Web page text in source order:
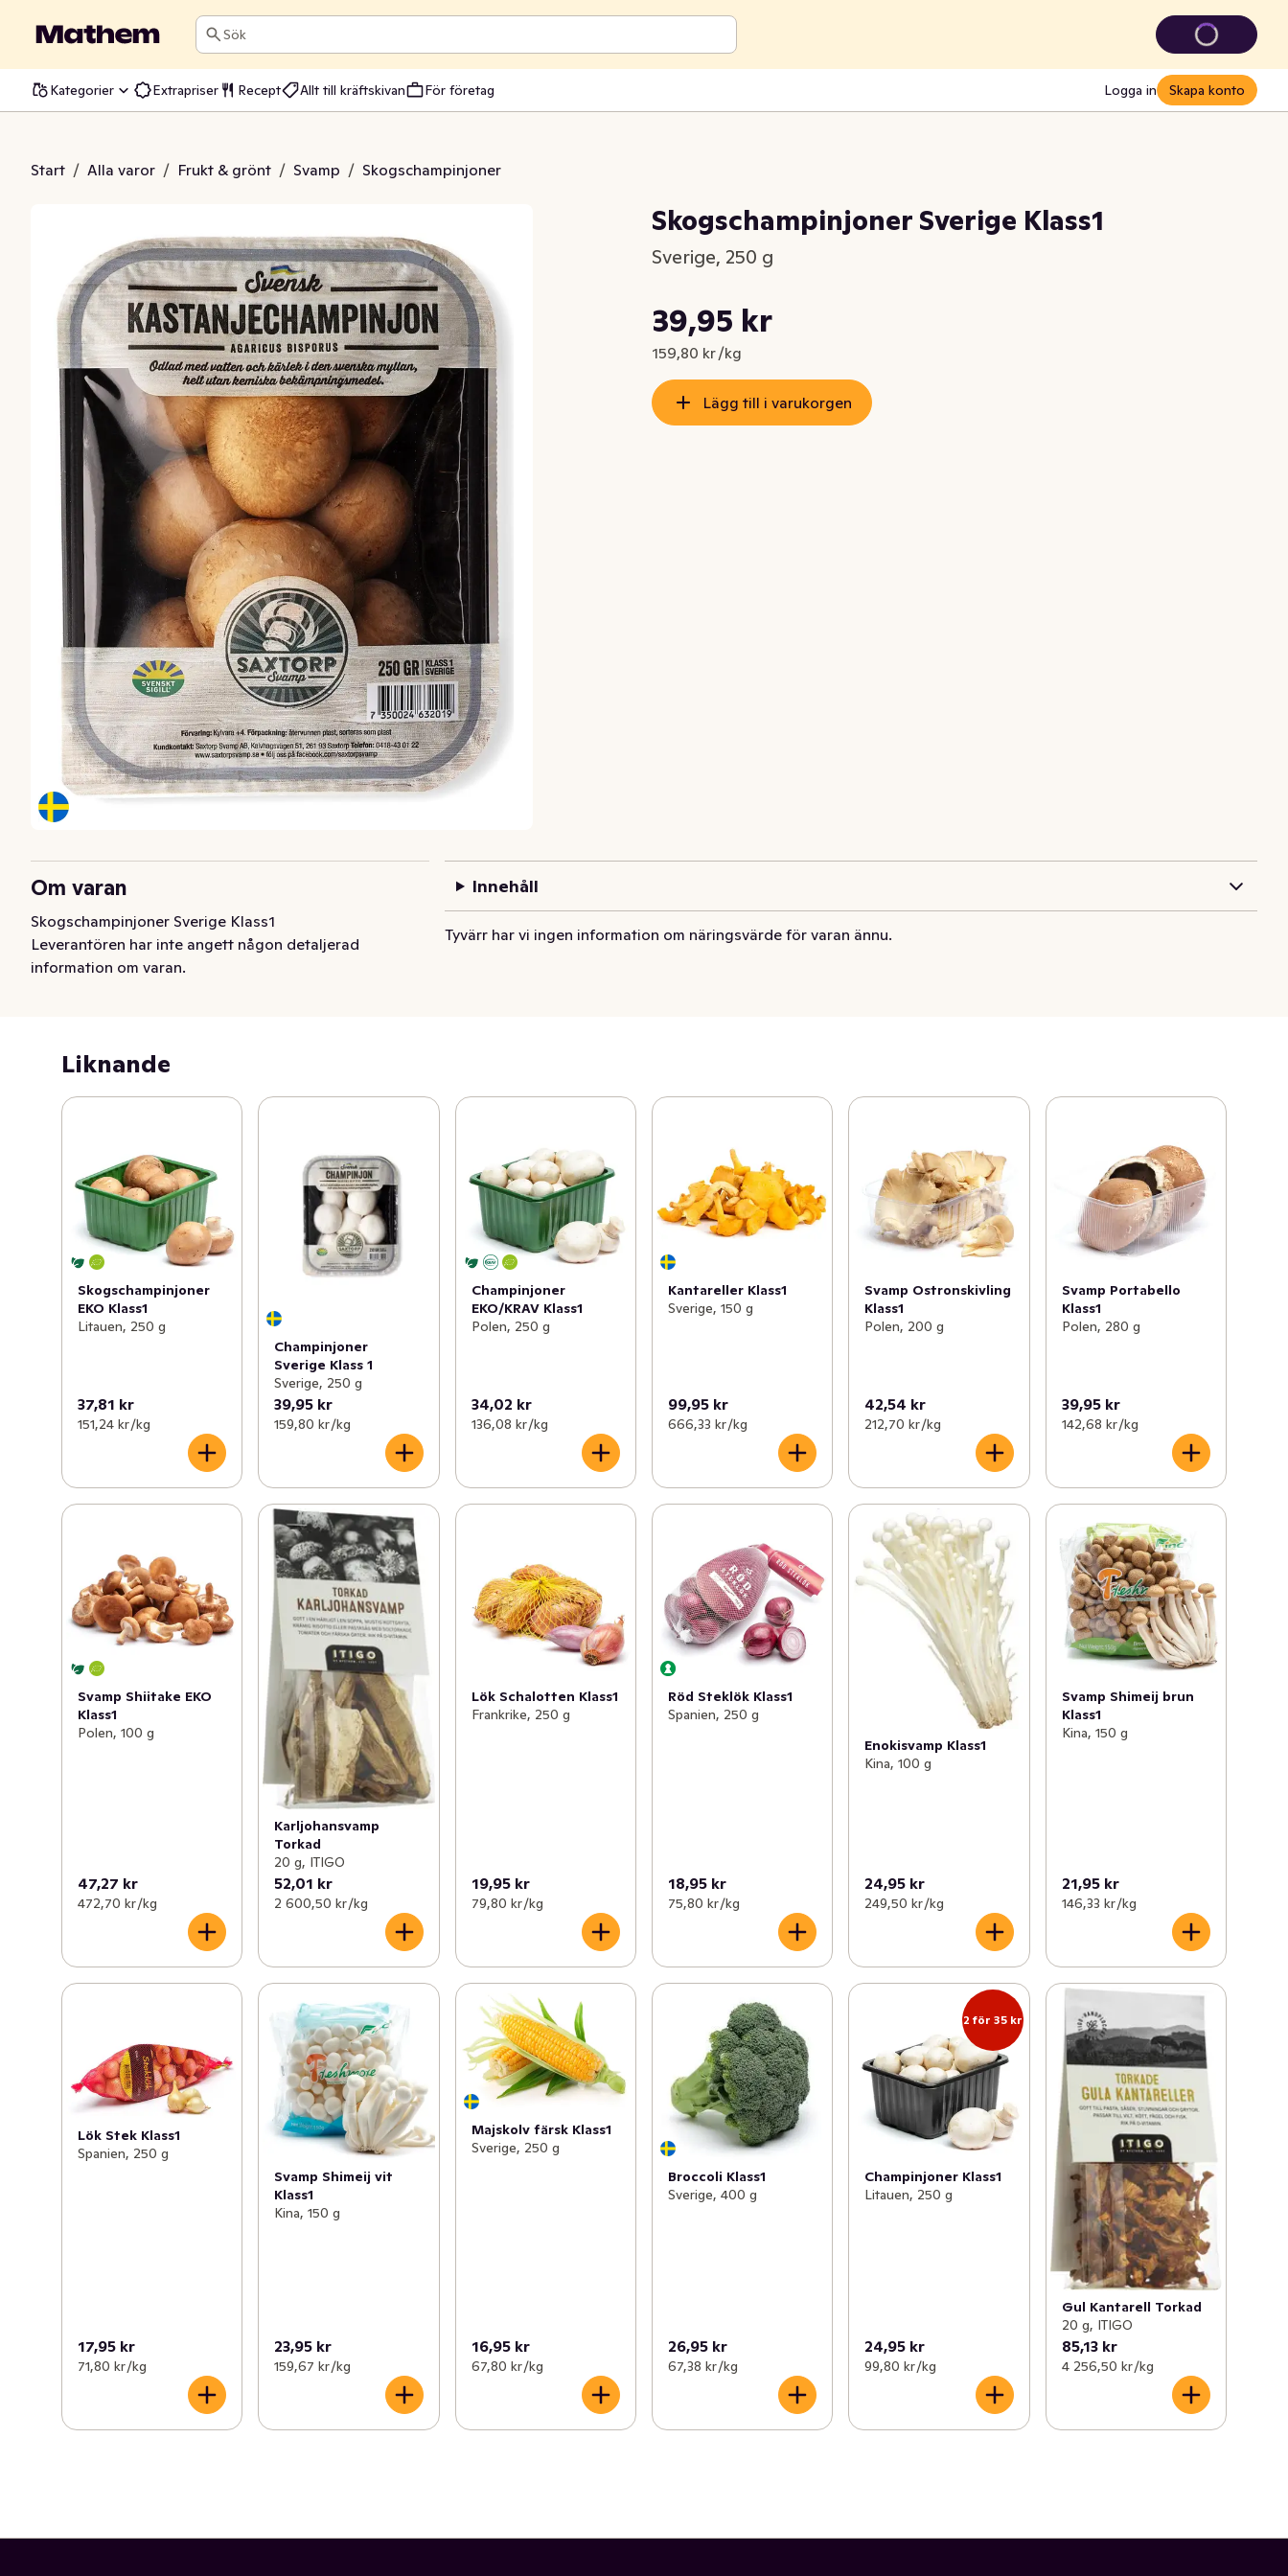
Sök
Kategorier Extrapriser Recept Allt till kräftskivan För företag Logga in Skapa konto
Start / Alla varor / Frukt & grönt / Svamp / Skogschampinjoner
Sverige Klass1
Skogschampinjoner Sverige Klass1
Sverige, 250 g
Nuvarande pris är: 39,95 kr
39,95 kr
159,80 kr /kg
Styckpris: 159,80 kr /kg
Lägg till i varukorgen
Om varan
Skogschampinjoner Sverige Klass1
Leverantören har inte angett någon detaljerad
information om varan.
Innehåll
Tyvärr har vi ingen information om näringsvärde för varan ännu.
Liknande
Skogschampinjoner
EKO Klass1
Litauen, 250 g
37,81 kr
151,24 kr /kg
Champinjoner
Sverige Klass 1
Sverige, 250 g
39,95 kr
159,80 kr /kg
Champinjoner
EKO/KRAV Klass1
Polen, 250 g
34,02 kr
136,08 kr /kg
Kantareller Klass1
Sverige, 150 g
99,95 kr
666,33 kr /kg
Svamp Ostronskivling
Klass1
Polen, 200 g
42,54 kr
212,70 kr /kg
Svamp Portabello
Klass1
Polen, 280 g
39,95 kr
142,68 kr /kg
Svamp Shiitake EKO
Klass1
Polen, 100 g
47,27 kr
472,70 kr /kg
Karljohansvamp
Torkad
20 g, ITIGO
52,01 kr
2 600,50 kr /kg
Lök Schalotten Klass1
Frankrike, 250 g
19,95 kr
79,80 kr /kg
Röd Steklök Klass1
Spanien, 250 g
18,95 kr
75,80 kr /kg
Enokisvamp Klass1
Kina, 100 g
24,95 kr
249,50 kr /kg
Svamp Shimeij brun
Klass1
Kina, 150 g
21,95 kr
146,33 kr /kg
Lök Stek Klass1
Spanien, 250 g
17,95 kr
71,80 kr /kg
Svamp Shimeij vit
Klass1
Kina, 150 g
23,95 kr
159,67 kr /kg
Majskolv färsk Klass1
Sverige, 250 g
16,95 kr
67,80 kr /kg
Broccoli Klass1
Sverige, 400 g
26,95 kr
67,38 kr /kg
2 för 35 kr
Champinjoner Klass1
Litauen, 250 g
24,95 kr
99,80 kr /kg
Gul Kantarell Torkad
20 g, ITIGO
85,13 kr
4 256,50 kr /kg